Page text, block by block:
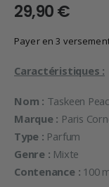
29,90€
Payer en 3
Caractéristiques :
Nom : Taskeen
Marque : Paris
Type : Parfum
Genre : Mixte
Contenance : 100